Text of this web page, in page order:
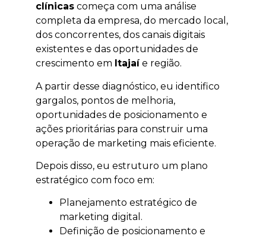
clínicas começa com uma análise
completa da empresa, do mercado local,
dos concorrentes, dos canais digitais
existentes e das oportunidades de
crescimento em Itajaíe região.
A partir desse diagnóstico, eu identifico
gargalos, pontos de melhoria,
oportunidades de posicionamento e
ações prioritárias para construir uma
operação de marketing mais eficiente.
Depois disso, eu estruturo um plano
estratégico com foco em:
Planejamento estratégico de
marketing digital.
Definição de posicionamento e